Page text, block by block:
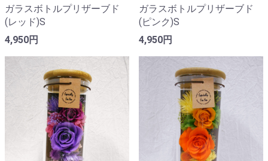
ガラスボトルプリザーブド
(レッド)S
4,950円
ガラスボトルプリザーブド
(ピンク)S
4,950円